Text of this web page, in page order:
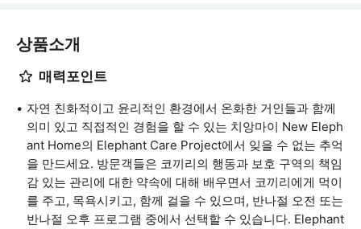
상품소개
매력포인트
자연 친화적이고 윤리적인 환경에서 온화한 거인들과 함께
의미 있고 직접적인 경험을 할 수 있는 치앙마이 New Eleph
ant Home의 Elephant Care Project에서 잊을 수 없는 추억
을 만드세요. 방문객들은 코끼리의 행동과 보호 구역의 책임
감 있는 관리에 대한 약속에 대해 배우면서 코끼리에게 먹이
를 주고, 목욕시키고, 함께 걸을 수 있으며, 반나절 오전 또는
반나절 오후 프로그램 중에서 선택할 수 있습니다. Elephant